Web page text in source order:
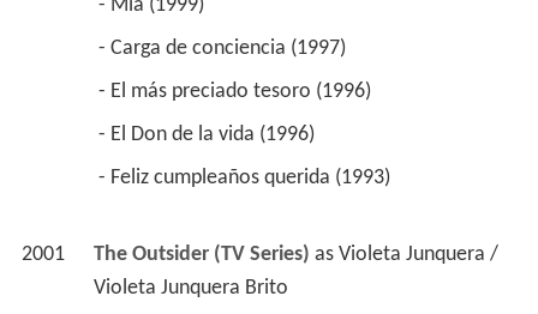
- Mía (1999)
- Carga de conciencia (1997)
- El más preciado tesoro (1996)
- El Don de la vida (1996)
- Feliz cumpleaños querida (1993)
2001 The Outsider (TV Series) as Violeta Junquera /
Violeta Junquera Brito